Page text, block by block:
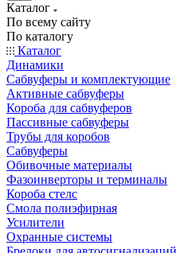
Каталог
По всему сайту
По каталогу
Каталог
Динамики
Сабвуферы и комплектующие
Активные сабвуферы
Короба для сабвуферов
Пассивные сабвуферы
Трубы для коробов
Сабвуферы
Обивочные материалы
Фазоинверторы и терминалы
Короба стелс
Смола полиэфирная
Усилители
Охранные системы